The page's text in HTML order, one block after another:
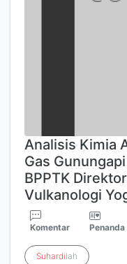
Analisis Kimia
Gas
BPPTK
Vulkanologi
Komentar Penanda
Suhardilah